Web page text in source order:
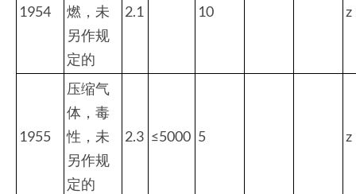
1954
燃，未
另作规
定的
2.1 10 z
1955
压缩气
体，毒
性，未
另作规
定的
2.3 ≤5000 5 z